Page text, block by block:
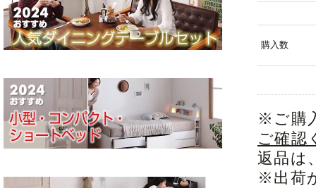
購入数
※ご購
ご確認
返品は
※出荷